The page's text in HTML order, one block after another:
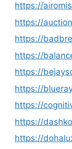
https://
https://
https://
https://
https://
https://
https://
https://
https://